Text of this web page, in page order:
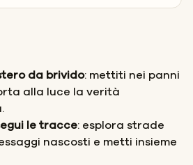
da brivido: mettiti nei panni
alla luce la verità
le tracce: esplora strade
nascosti e metti insieme